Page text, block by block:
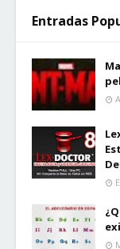
Entradas